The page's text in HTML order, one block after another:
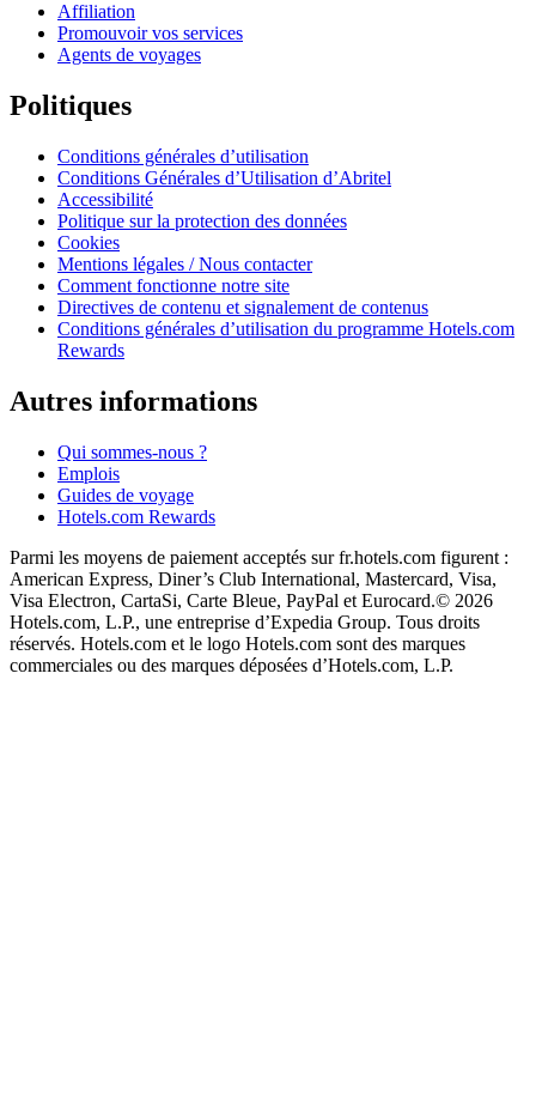
Affiliation
Promouvoir vos services
Agents de voyages
Politiques
Conditions générales d’utilisation
Conditions Générales d’Utilisation d’Abritel
Accessibilité
Politique sur la protection des données
Cookies
Mentions légales / Nous contacter
Comment fonctionne notre site
Directives de contenu et signalement de contenus
Conditions générales d’utilisation du programme Hotels.com
Rewards
Autres informations
Qui sommes-nous ?
Emplois
Guides de voyage
Hotels.com Rewards
Parmi les moyens de paiement acceptés sur fr.hotels.com figurent :
American Express, Diner’s Club International, Mastercard, Visa,
Visa Electron, CartaSi, Carte Bleue, PayPal et Eurocard.© 2026
Hotels.com, L.P., une entreprise d’Expedia Group. Tous droits
réservés. Hotels.com et le logo Hotels.com sont des marques
commerciales ou des marques déposées d’Hotels.com, L.P.